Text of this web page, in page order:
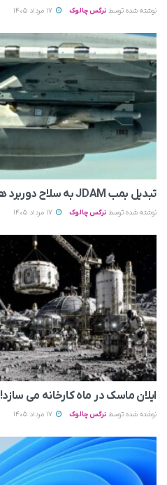
نوشته شده توسط نرگس چالوک
تبدیل بمب JDAM به سلاح دوربرد هدایت پذیر با موتور جت
نوشته شده توسط نرگس چالوک
ایلان ماسک در ماه کارخانه می سازد!
نوشته شده توسط نرگس چالوک